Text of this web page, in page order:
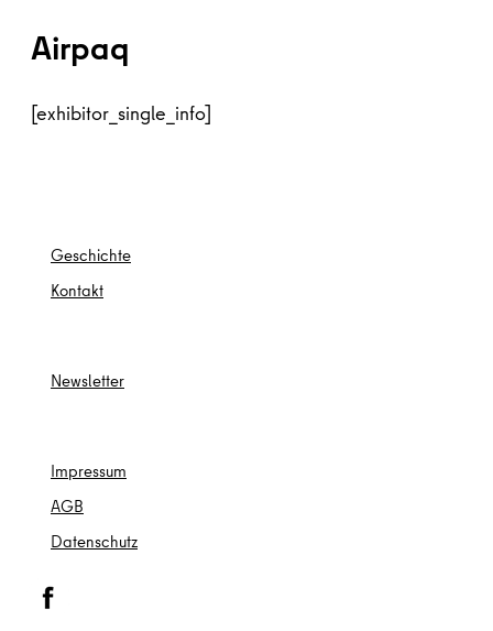
Airpaq
[exhibitor_single_info]
Geschichte
Kontakt
Newsletter
Impressum
AGB
Datenschutz